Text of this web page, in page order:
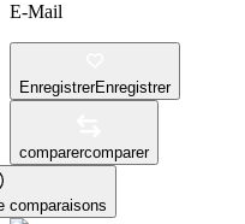
E-Mail
EnregistrerEnregistrer
comparercomparer
comparaisons